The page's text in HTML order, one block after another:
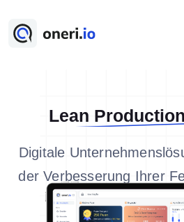
Platform
Ideenmanagement
5S-Audit
Beinaheunfall
Lean Production
Digitale
der Verbesserung Ihrer